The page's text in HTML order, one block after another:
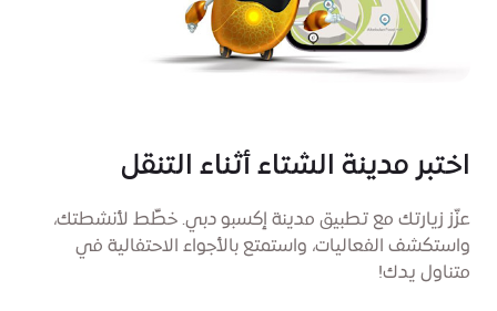
اختبر مدينة الشتاء أثناء التنقل
عزّز زيارتك مع تطبيق مدينة إكسبو دبي. خطِّط لأنشطتك،
واستكشف الفعاليات، واستمتع بالأجواء الاحتفالية في
متناول يدك!